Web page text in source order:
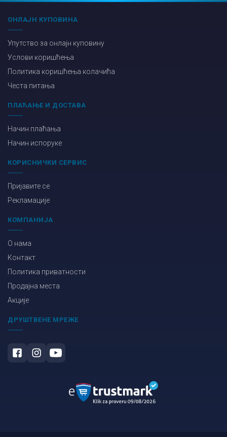
ОНЛАЈН КУПОВИНА
Упутство за онлајн куповину
Услови коришћења
Политика коришћења колачића
Честа питања
ПЛАЋАЊЕ И ДОСТАВА
Начин плаћања
Начин испоруке
КОРИСНИЧКИ СЕРВИС
Пријавите се
Рекламације
КОМПАНИЈА
О нама
Контакт
Политика приватности
Продајна места
Акције
ДРУШТВЕНЕ МРЕЖЕ